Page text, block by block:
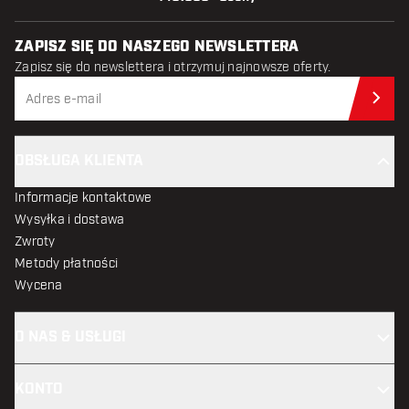
ZAPISZ SIĘ DO NASZEGO NEWSLETTERA
Zapisz się do newslettera i otrzymuj najnowsze oferty.
Informacje kontaktowe
Wysyłka i dostawa
Zwroty
Metody płatności
Wycena